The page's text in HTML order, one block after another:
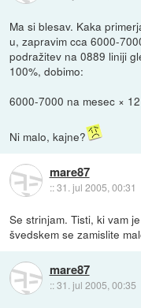
Ma si blesav. Kaka
u, zapravim cca 6000-
podražitev na 0889 liniji
100%, dobimo:
6000-7000 na mesec ×
Ni malo, kajne?
mare87
::31. jul 2005, 00:31
Se strinjam. Tisti, ki vam
švedskem se zamislite
mare87
::31. jul 2005, 00:35